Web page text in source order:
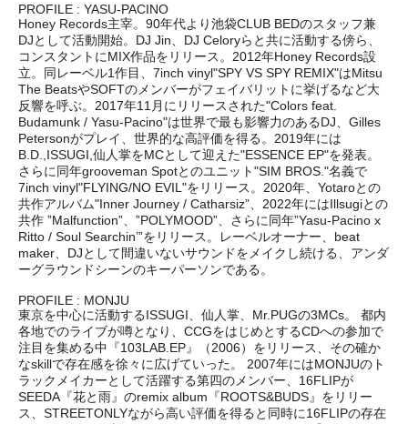
PROFILE : YASU-PACINO
Honey Records主宰。90年代より池袋CLUB BEDのスタッフ兼
DJとして活動開始。DJ Jin、DJ Celoryらと共に活動する傍ら、
コンスタントにMIX作品をリリース。2012年Honey Records設
立。同レーベル1作目、7inch vinyl"SPY VS SPY REMIX"はMitsu
The BeatsやSOFTのメンバーがフェイバリットに挙げるなど大
反響を呼ぶ。2017年11月にリリースされた"Colors feat.
Budamunk / Yasu-Pacino"は世界で最も影響力のあるDJ、Gilles
Petersonがプレイ、世界的な高評価を得る。2019年には
B.D.,ISSUGI,仙人掌をMCとして迎えた"ESSENCE EP"を発表。
さらに同年grooveman Spotとのユニット"SIM BROS."名義で
7inch vinyl"FLYING/NO EVIL"をリリース。2020年、Yotaroとの
共作アルバム"Inner Journey / Catharsiz”、2022年にはIllsugiとの
共作 ”Malfunction”、”POLYMOOD”、さらに同年”Yasu-Pacino x
Ritto / Soul Searchin’”をリリース。レーベルオーナー、beat
maker、DJとして間違いないサウンドをメイクし続ける、アンダ
ーグラウンドシーンのキーパーソンである。
PROFILE : MONJU
東京を中心に活動するISSUGI、仙人掌、Mr.PUGの3MCs。 都内
各地でのライブが噂となり、CCGをはじめとするCDへの参加で
注目を集める中『103LAB.EP』（2006）をリリース、その確か
なskillで存在感を徐々に広げていった。 2007年にはMONJUのト
ラックメイカーとして活躍する第四のメンバー、16FLIPが
SEEDA『花と雨』のremix album『ROOTS&BUDS』をリリー
ス、STREETONLYながら高い評価を得ると同時に16FLIPの存在